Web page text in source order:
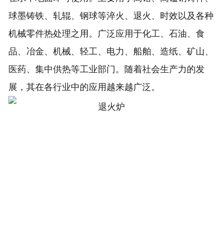
球墨铸铁、轧辊、钢球等淬火、退火、时效以及各种
机械零件热处理之用。广泛应用于化工、石油、食
品、冶金、机械、轻工、电力、船舶、造纸、矿山、
医药、集中供热等工业部门。随着社会生产力的发
展，其在各行业中的应用越来越广泛。